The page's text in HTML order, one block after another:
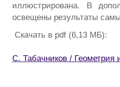
иллюстрирована. В
освещены результаты
Скачать в pdf (6,13 МБ):
С. Табачников / Геометрия